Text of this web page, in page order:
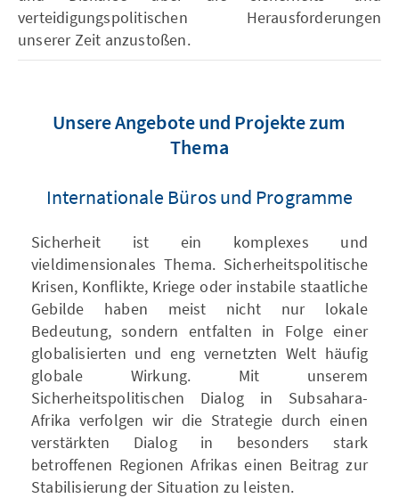
verteidigungspolitischen Herausforderungen
unserer Zeit anzustoßen.
Unsere Angebote und Projekte zum
Thema
Internationale Büros und Programme
Sicherheit ist ein komplexes und
vieldimensionales Thema. Sicherheitspolitische
Krisen, Konflikte, Kriege oder instabile staatliche
Gebilde haben meist nicht nur lokale
Bedeutung, sondern entfalten in Folge einer
globalisierten und eng vernetzten Welt häufig
globale Wirkung. Mit unserem
Sicherheitspolitischen Dialog in Subsahara-
Afrika verfolgen wir die Strategie durch einen
verstärkten Dialog in besonders stark
betroffenen Regionen Afrikas einen Beitrag zur
Stabilisierung der Situation zu leisten.